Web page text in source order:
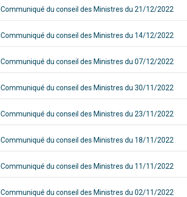
Communiqué du conseil des Ministres du 21/12/2022
Communiqué du conseil des Ministres du 14/12/2022
Communiqué du conseil des Ministres du 07/12/2022
Communiqué du conseil des Ministres du 30/11/2022
Communiqué du conseil des Ministres du 23/11/2022
Communiqué du conseil des Ministres du 18/11/2022
Communiqué du conseil des Ministres du 11/11/2022
Communiqué du conseil des Ministres du 02/11/2022